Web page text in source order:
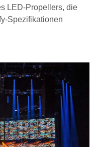
LED-Propellers, die
Spezifikationen